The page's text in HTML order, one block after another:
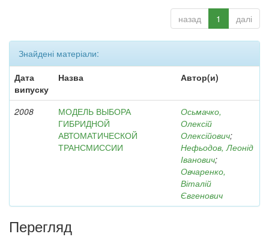
назад 1 далі
Знайдені матеріали:
Дата
випуску
Назва Автор(и)
2008
МОДЕЛЬ ВЫБОРА
ГИБРИДНОЙ
АВТОМАТИЧЕСКОЙ
ТРАНСМИССИИ
Осьмачко,
Олексій
Олексійович;
Нефьодов, Леонід
Іванович;
Овчаренко,
Віталій
Євгенович
Перегляд